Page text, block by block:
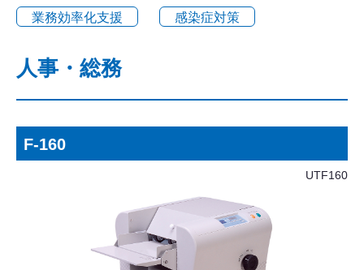
業務効率化支援 感染症対策
人事・総務
F-160
UTF160